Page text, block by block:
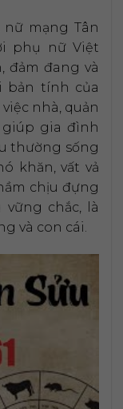
nữ mạng Tân
phụ nữ Việt
đảm đang và
bản tính của
nhà, quản
giúp gia đình
thường sống
khăn, vất vả
chịu đựng
chắc, là
và con cái.